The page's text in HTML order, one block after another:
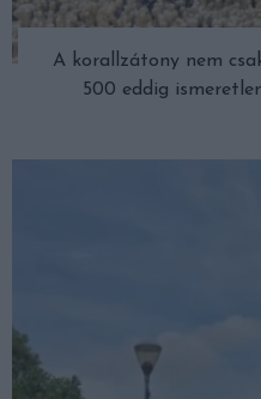
A korallzátony nem
500 eddig